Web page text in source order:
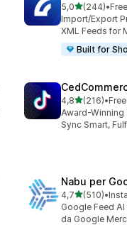
5,0stelle su 5
(244)
244 recensioni
•
Import/Export
XML Feeds for
Built for
4,8stelle su 5
(216)
216 recensioni
•
Award-Winning
Sync Smart,
Nabu per
4,7stelle su 5
(510)
510 recensioni
•
Google Feed
da Google